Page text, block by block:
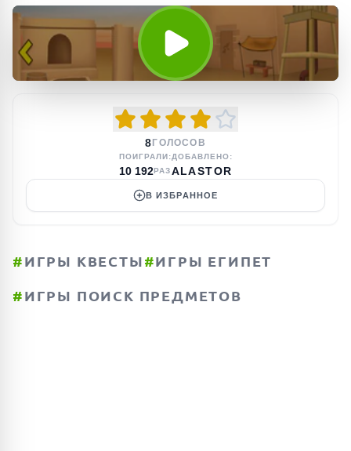
8 ГОЛОСОВ
ПОИГРАЛИ:
10 192РАЗ
ДОБАВЛЕНО:
ALASTOR
В ИЗБРАННОЕ
#ИГРЫ КВЕСТЫ#ИГРЫ ЕГИПЕТ
#ИГРЫ ПОИСК ПРЕДМЕТОВ